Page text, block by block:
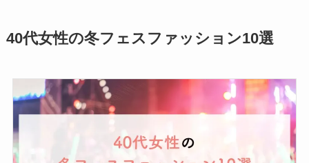
40代女性の冬フェスファッション10選